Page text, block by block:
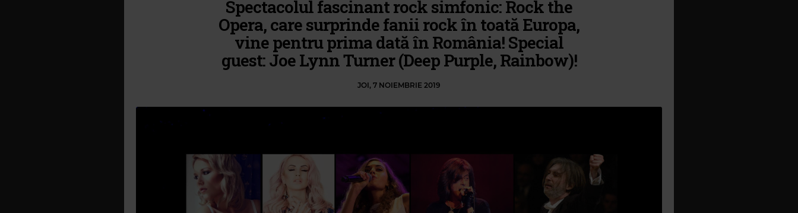
Spectacolul fascinant rock simfonic: Rock the
Opera, care surprinde fanii rock în toată Europa,
vine pentru prima dată în România! Special
guest: Joe Lynn Turner (Deep Purple, Rainbow)!
JOI, 7 NOIEMBRIE 2019